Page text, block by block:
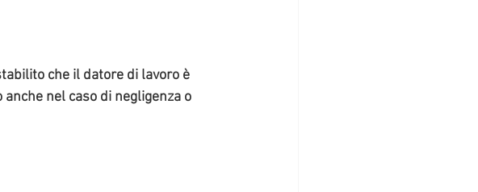
che il datore di lavoro è
nel caso di negligenza o